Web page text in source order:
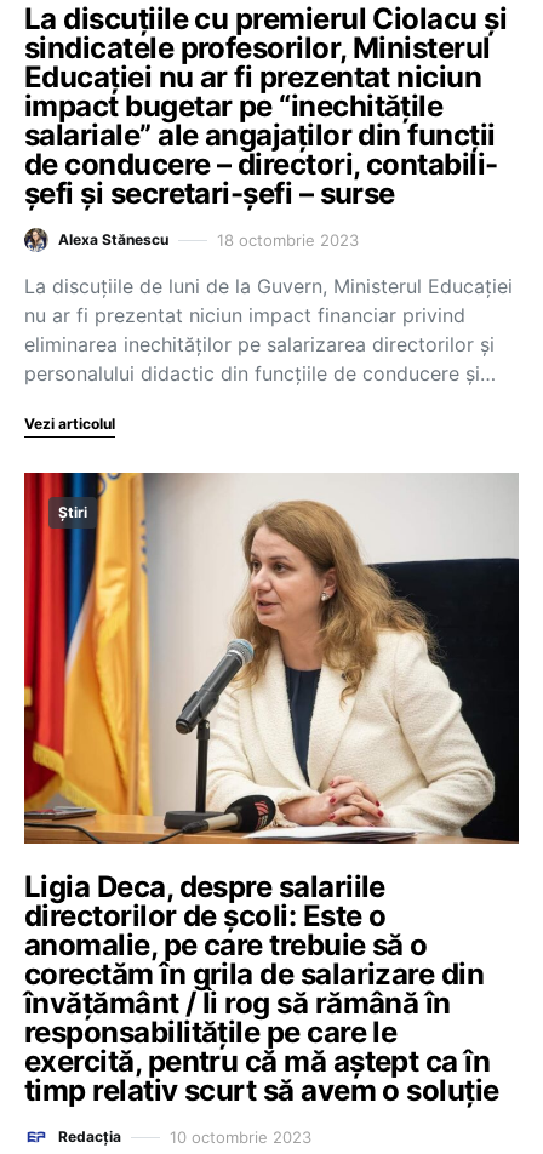
La discuțiile cu premierul Ciolacu și
sindicatele profesorilor, Ministerul
Educației nu ar fi prezentat niciun
impact bugetar pe “inechitățile
salariale” ale angajaților din funcții
de conducere – directori, contabili-
șefi și secretari-șefi – surse
Alexa Stănescu 18 octombrie 2023
La discuțiile de luni de la Guvern, Ministerul Educației
nu ar fi prezentat niciun impact financiar privind
eliminarea inechităților pe salarizarea directorilor și
personalului didactic din funcțiile de conducere și…
Vezi articolul
Știri
Ligia Deca, despre salariile
directorilor de școli: Este o
anomalie, pe care trebuie să o
corectăm în grila de salarizare din
învățământ / Îi rog să rămână în
responsabilitățile pe care le
exercită, pentru că mă aștept ca în
timp relativ scurt să avem o soluție
Redacția 10 octombrie 2023